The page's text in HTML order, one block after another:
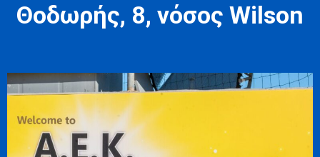
Θοδωρής, 8, νόσος Wilson